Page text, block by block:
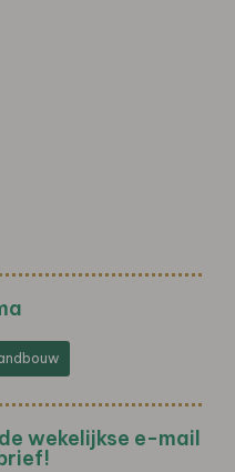
wekelijkse e-mail